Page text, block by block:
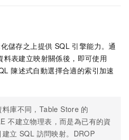
儲存之上提供 SQL 引擎能力。通
表建立映射關係後，即可使用
陳述式自動選擇合適的索引加速
庫不同，Table Store 的
不建立物理表，而是為已有的資
立 SQL 訪問映射。DROP